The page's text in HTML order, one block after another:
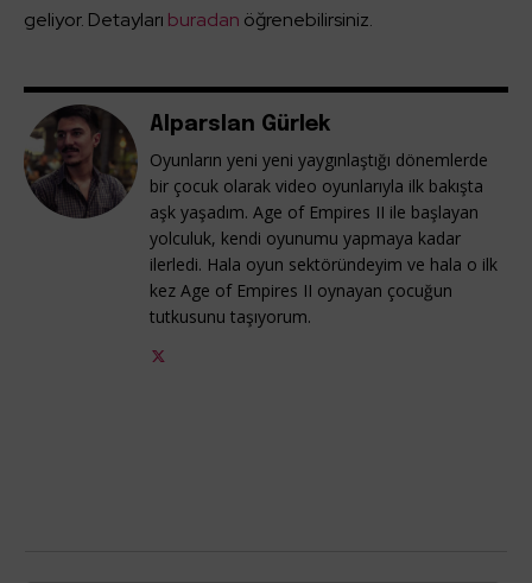
geliyor. Detayları buradan öğrenebilirsiniz.
Alparslan Gürlek
Oyunların yeni yeni yaygınlaştığı dönemlerde
bir çocuk olarak video oyunlarıyla ilk bakışta
aşk yaşadım. Age of Empires II ile başlayan
yolculuk, kendi oyunumu yapmaya kadar
ilerledi. Hala oyun sektöründeyim ve hala o ilk
kez Age of Empires II oynayan çocuğun
tutkusunu taşıyorum.